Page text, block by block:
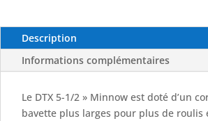
Description
Informations complémentaires
Le DTX 5-1/2 » Minnow est doté d’un
bavette plus larges pour plus de